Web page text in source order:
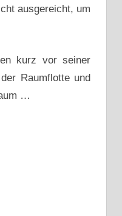
ausgereicht, um
kurz vor seiner
Raumflotte und
…